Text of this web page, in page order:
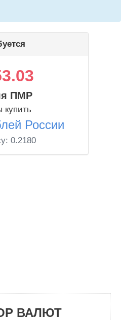
ПМР
купить
России
0.2180
ВАЛЮТ